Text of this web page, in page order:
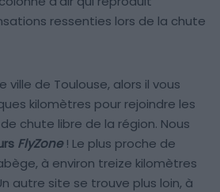
ressenties lors de la chute
ville de Toulouse, alors il vous
kilomètres pour rejoindre les
chute libre de la région. Nous
FlyZone! Le plus proche de
à environ treize kilomètres
autre site se trouve plus loin, à